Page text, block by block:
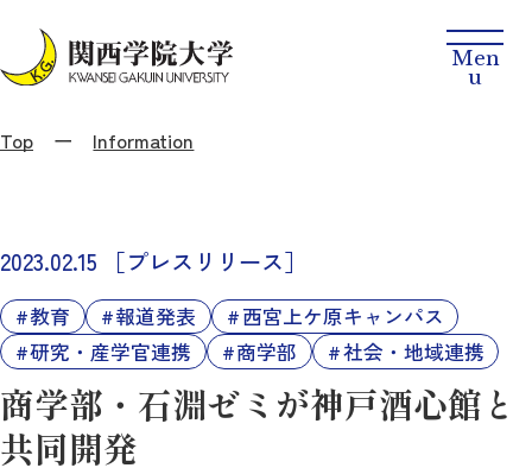
Top Information
2023.02.15 ［プレスリリース］
教育 報道発表
西宮上ケ原キャンパス
研究・産学官連携
商学部 社会・地域連携
商学部・石淵ゼミが神戸酒心館と
共同開発